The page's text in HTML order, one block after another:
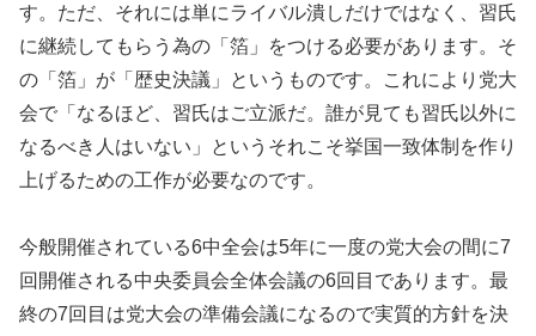
す。ただ、それには単にライバル潰しだけではなく、習氏
に継続してもらう為の「箔」をつける必要があります。そ
の「箔」が「歴史決議」というものです。これにより党大
会で「なるほど、習氏はご立派だ。誰が見ても習氏以外に
なるべき人はいない」というそれこそ挙国一致体制を作り
上げるための工作が必要なのです。
今般開催されている6中全会は5年に一度の党大会の間に7
回開催される中央委員会全体会議の6回目であります。最
終の7回目は党大会の準備会議になるので実質的方針を決